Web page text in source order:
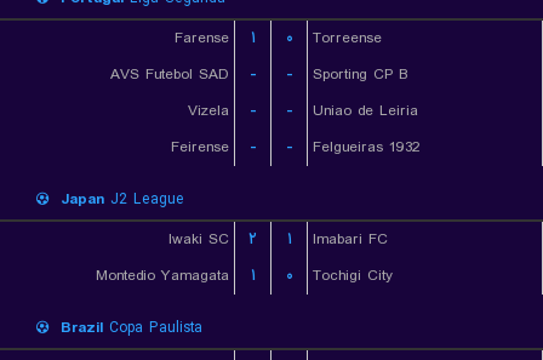
Farense
۱ ۰
Torreense
AVS Futebol SAD
- -
Sporting CP B
Vizela
- -
Uniao de Leiria
Feirense
- - Felgueiras 1932
Japan J2 League
Iwaki SC
۲ ۱
Imabari FC
Montedio Yamagata
۱ ۰ Tochigi City
Brazil Copa Paulista